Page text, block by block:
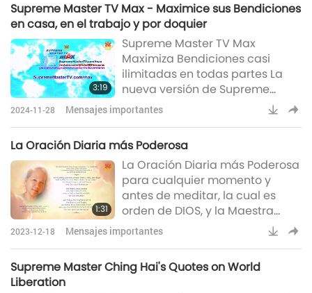
para que el campo magnético
[...] proteja a la Tierra. Así que la
Tierra será quemada toda a su
paso”. Desde el 1 de junio hasta
el 15 de noviembre de 2025, el
67% de la pob
Supreme Master TV Max - Maximice sus Bendiciones
en casa, en el trabajo y por doquier
3:19
Supreme Master TV Max
Maximiza Bendiciones casi
ilimitadas en todas partes La
nueva versión de Supreme
Master TV Max canaliza
inconmensurables Bendiciones
DIOS. ¿Cómo utilizar mejor esta
herramienta gratuita? ¡Fácil!
Reprodúcela en tantos
dispositivos como sea posible.
Compren más teléfonos sin uso,
teléfonos viejos, tabletas viejas,
lo que se
2024-11-28 Mensajes importantes
La Oración Diaria más Poderosa
1:31
La Oración Diaria más Poderosa
para cualquier momento y
antes de meditar, la cual es
orden de DIOS, y la Maestra
Suprema Ching Hai la comparte
con nosotros por la GRACIA
adoramos, alabamos,
2023-12-18 Mensajes importantes
Supreme Master Ching Hai's Quotes on World
Liberation